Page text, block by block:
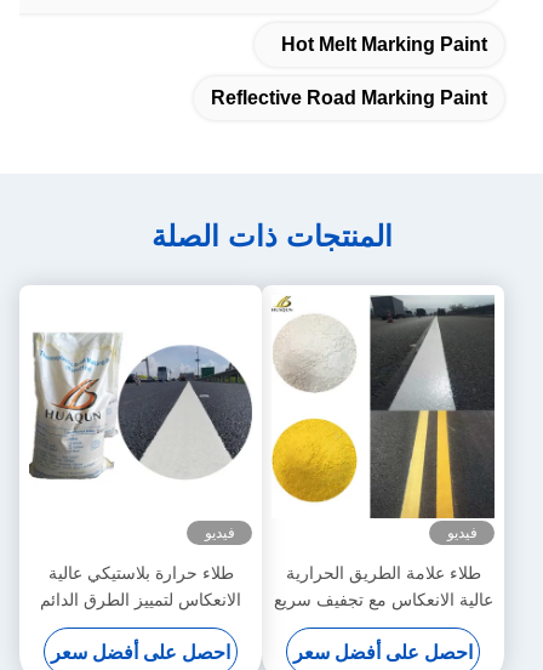
Hot Melt Marking Paint
Reflective Road Marking Paint
المنتجات ذات الصلة
فيديو
طلاء علامة الطريق الحرارية
عالية الانعكاس مع تجفيف سريع
وألوان قابلة للتخصيص
احصل على أفضل سعر
فيديو
طلاء حرارة بلاستيكي عالية
الانعكاس لتمييز الطرق الدائم
ومقاوم للطقس
احصل على أفضل سعر